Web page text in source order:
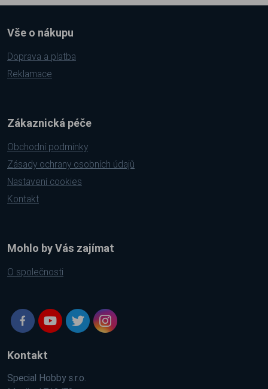
Vše o nákupu
Doprava a platba
Reklamace
Zákaznická péče
Obchodní podmínky
Zásady ochrany osobních údajů
Nastavení cookies
Kontakt
Mohlo by Vás zajímat
O společnosti
Kontakt
Special Hobby s.r.o.